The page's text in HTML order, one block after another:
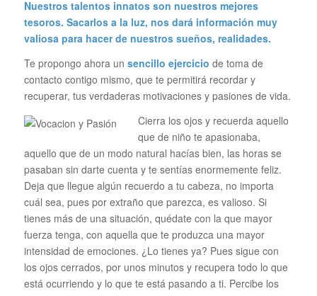
Nuestros talentos innatos son nuestros mejores
tesoros. Sacarlos a la luz, nos dará información muy
valiosa para hacer de nuestros sueños, realidades.
Te propongo ahora un sencillo ejercicio de toma de
contacto contigo mismo, que te permitirá recordar y
recuperar, tus verdaderas motivaciones y pasiones de vida.
Cierra los ojos y recuerda aquello
que de niño te apasionaba,
aquello que de un modo natural hacías bien, las horas se
pasaban sin darte cuenta y te sentías enormemente feliz.
Deja que llegue algún recuerdo a tu cabeza, no importa
cuál sea, pues por extraño que parezca, es valioso. Si
tienes más de una situación, quédate con la que mayor
fuerza tenga, con aquella que te produzca una mayor
intensidad de emociones. ¿Lo tienes ya? Pues sigue con
los ojos cerrados, por unos minutos y recupera todo lo que
está ocurriendo y lo que te está pasando a ti. Percibe los